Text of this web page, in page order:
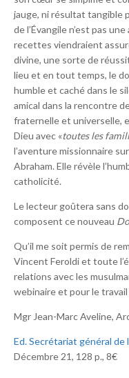
jauge, ni résultat tangible
de l’Évangile n’est pas
recettes viendraient
divine, une sorte de
lieu et en tout temps, le
humble et caché dans le
amical dans la rencontre
fraternelle et universelle,
Dieu avec «toutes les
l’aventure missionnaire
Abraham. Elle révèle
catholicité.
Le lecteur goûtera sans
composent ce nouveau
Qu’il me soit permis de
Vincent Feroldi et toute
relations avec les
webinaire et pour le
Mgr Jean-Marc Aveline,
Ed. Secrétariat général
Décembre 21, 128 p., 8€